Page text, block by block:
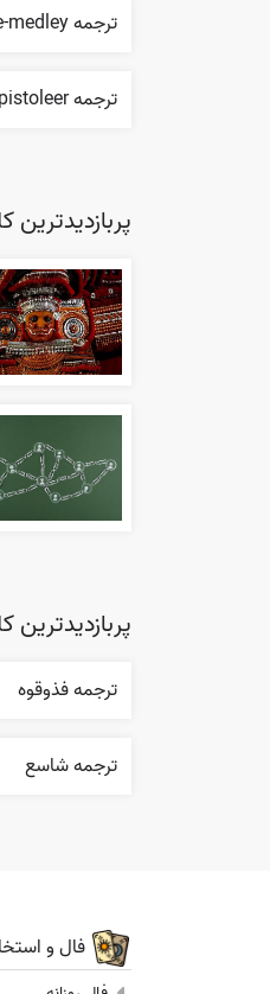
ترجمه chance-medley
ترجمه pistoleer
ترجمه فذوقوه
ترجمه شاسع
فال و